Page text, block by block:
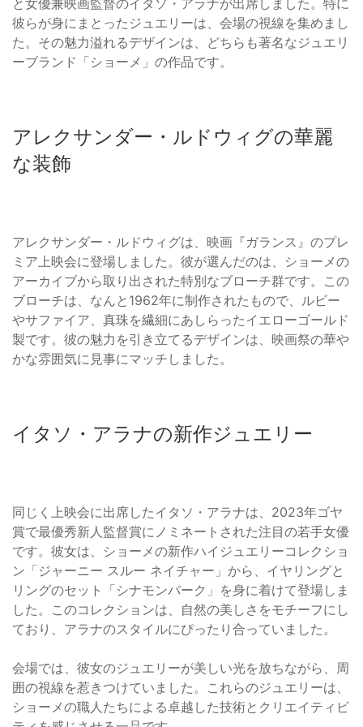
彼らが身にまとったジュエリーは、会場の視線を集めまし
た。その魅力溢れるデザインは、どちらも著名なジュエリ
ーブランド「ショーメ」の作品です。
アレクサンダー・ルドウィグの華麗
な装飾
アレクサンダー・ルドウィグは、映画『ガランス』のプレ
ミア上映会に登場しました。彼が選んだのは、ショーメの
アーカイブから取り出された特別なブローチ群です。この
ブローチは、なんと1962年に制作されたもので、ルビー
やサファイア、真珠を繊細にあしらったイエローゴールド
製です。彼の魅力を引き立てるデザインは、映画祭の華や
かな雰囲気に見事にマッチしました。
イタソ・アラナの新作ジュエリー
同じく上映会に出席したイタソ・アラナは、2023年ゴヤ
賞で最優秀新人監督賞にノミネートされた注目の若手女優
です。彼女は、ショーメの新作ハイジュエリーコレクショ
ン「ジャーニー スルー ネイチャー」から、イヤリングと
リングのセット「シナモンバーク」を身に着けて登場しま
した。このコレクションは、自然の美しさをモチーフにし
ており、アラナのスタイルにぴったり合っていました。
会場では、彼女のジュエリーが美しい光を放ちながら、周
囲の視線を惹きつけていました。これらのジュエリーは、
ショーメの職人たちによる卓越した技術とクリエイティビ